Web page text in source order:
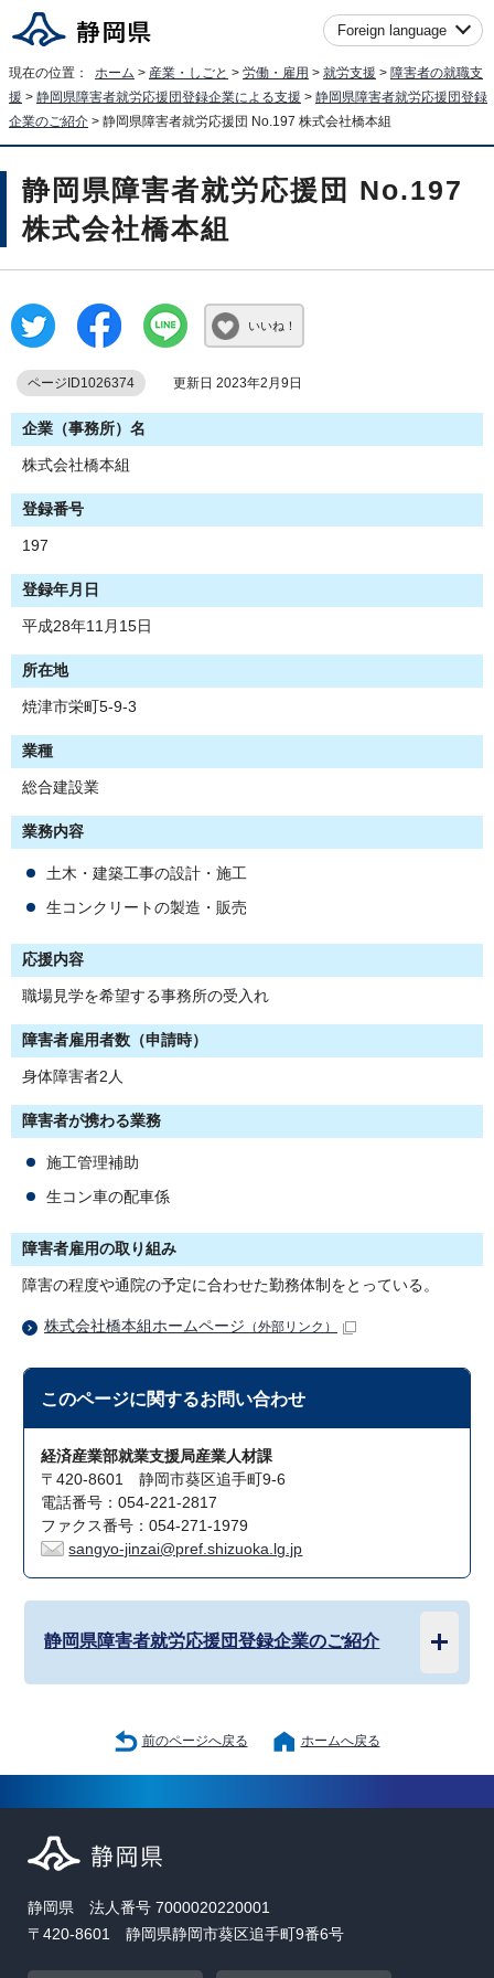
Foreign language
現在の位置： ホーム > 産業・しごと > 労働・雇用 > 就労支援 > 障害者の就職支
援 > 静岡県障害者就労応援団登録企業による支援 > 静岡県障害者就労応援団登録
企業のご紹介 > 静岡県障害者就労応援団 No.197 株式会社橋本組
静岡県障害者就労応援団 No.197
株式会社橋本組
いいね！
ページID1026374 更新日 2023年2月9日
企業（事務所）名
株式会社橋本組
登録番号
197
登録年月日
平成28年11月15日
所在地
焼津市栄町5-9-3
業種
総合建設業
業務内容
土木・建築工事の設計・施工
生コンクリートの製造・販売
応援内容
職場見学を希望する事務所の受入れ
障害者雇用者数（申請時）
身体障害者2人
障害者が携わる業務
施工管理補助
生コン車の配車係
障害者雇用の取り組み
障害の程度や通院の予定に合わせた勤務体制をとっている。
株式会社橋本組ホームページ （外部リンク）
このページに関するお問い合わせ
経済産業部就業支援局産業人材課
〒420-8601 静岡市葵区追手町9-6
電話番号：054-221-2817
ファクス番号：054-271-1979
sangyo-jinzai@pref.shizuoka.lg.jp
静岡県障害者就労応援団登録企業のご紹介
前のページへ戻る ホームへ戻る
静岡県 法人番号 7000020220001
〒420-8601 静岡県静岡市葵区追手町9番6号